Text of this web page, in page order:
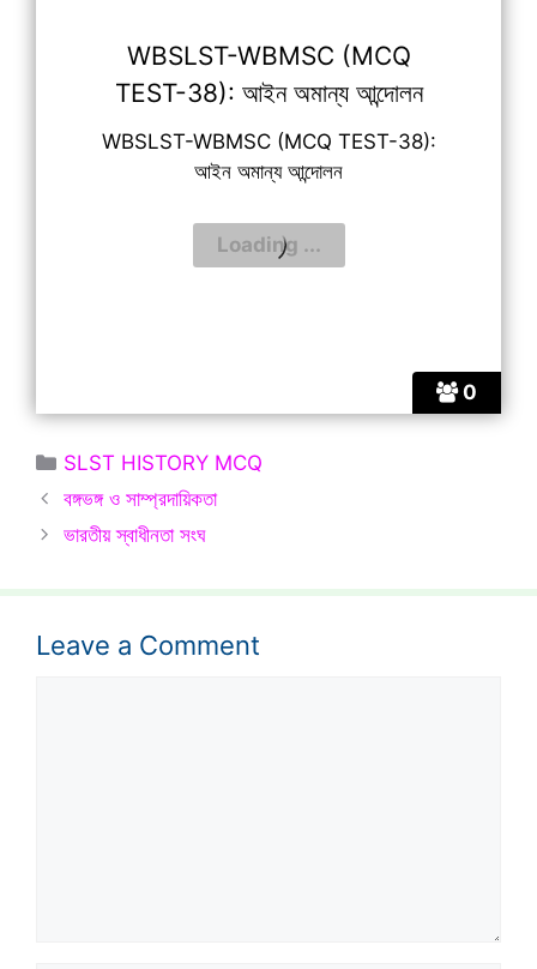
0
WBSLST-WBMSC (MCQ
TEST-38): আইন অমান্য আন্দোলন
WBSLST-WBMSC (MCQ TEST-38):
আইন অমান্য আন্দোলন
Categories
SLST HISTORY MCQ
বঙ্গভঙ্গ ও সাম্প্রদায়িকতা
ভারতীয় স্বাধীনতা সংঘ
Leave a Comment